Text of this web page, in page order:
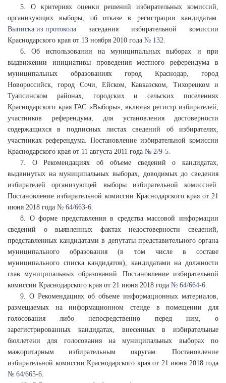
5. О критериях оценки решений избирательных комиссий,
организующих выборы, об отказе в регистрации кандидатам.
Выписка из протокола заседания избирательной комиссии
Краснодарского края от 13 ноября 2010 года № 132.
6. Об использовании на муниципальных выборах и при
выдвижении инициативы проведения местного референдума в
муниципальных образованиях город Краснодар, город
Новороссийск, город Сочи, Ейском, Кавказском, Тихорецком и
Туапсинском районах, городских и сельских поселениях
Краснодарского края ГАС «Выборы», включая регистр избирателей,
участников референдума, для установления достоверности
содержащихся в подписных листах сведений об избирателях,
участниках референдума. Постановление избирательной комиссии
Краснодарского края от 11 августа 2011 года № 2/9-5.
7. О Рекомендациях об объеме сведений о кандидатах,
выдвинутых на муниципальных выборах, доводимых до сведения
избирателей организующей выборы избирательной комиссией.
Постановление избирательной комиссии Краснодарского края от 21
июня 2018 года № 64/663-6.
8. О форме представления в средства массовой информации
сведений о выявленных фактах недостоверности сведений,
представленных кандидатами в депутаты представительного органа
муниципального образования (в том числе в составе
муниципального списка кандидатов), кандидатами на должности
глав муниципальных образований. Постановление избирательной
комиссии Краснодарского края от 21 июня 2018 года № 64/664-6.
9. О Рекомендациях об объеме информационных материалов,
размещаемых на информационном стенде в помещении для
голосования либо непосредственно перед ним, о
зарегистрированных кандидатах, внесенных в избирательные
бюллетени для голосования на муниципальных выборах по
мажоритарным избирательным округам. Постановление
избирательной комиссии Краснодарского края от 21 июня 2018 года
№ 64/665-6.